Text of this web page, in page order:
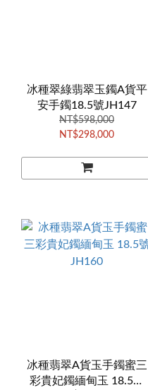
冰種翠綠翡翠玉鐲A貨平
安手鐲18.5號JH147
NT$598,000
NT$298,000
冰種翡翠A貨玉手鐲蜜三
彩貴妃鐲緬甸玉 18.5號